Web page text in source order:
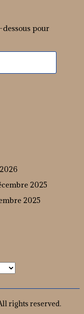
dessous pour
2025
2025
rights reserved.